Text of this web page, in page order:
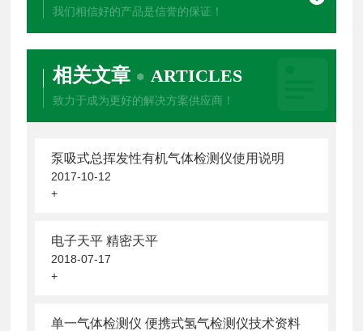
我们相信好的产品是信誉的保证！
相关文章 ARTICLES
致力于成为更好的解决方案供应商！
泵吸式总挥发性有机气体检测仪使用说明
2017-10-12
+
电子天平 精密天平
2018-07-17
+
单一气体检测仪 便携式氢气检测仪技术资料